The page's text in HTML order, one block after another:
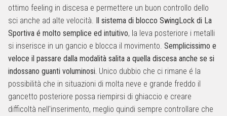
ottimo feeling in discesa e permettere un buon controllo dello
sci anche ad alte velocità. Il sistema di blocco SwingLock di La
Sportiva é molto semplice ed intuitivo, la leva posteriore i metalli
si inserisce in un gancio e blocca il movimento. Semplicissimo e
veloce il passare dalla modalità salita a quella discesa anche se si
indossano guanti voluminosi. Unico dubbio che ci rimane é la
possibilità che in situazioni di molta neve e grande freddo il
gancetto posteriore possa riempirsi di ghiaccio e creare
difficoltà nell'inserimento, meglio quindi sempre controllare che